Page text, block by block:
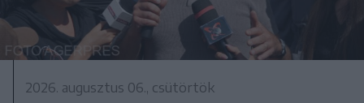
2026. augusztus 06., csütörtök